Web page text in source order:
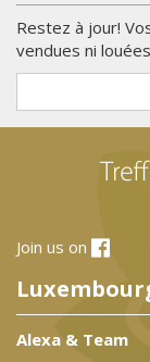
Restez à jour!
vendues ni
Join us on
Alexa & Team